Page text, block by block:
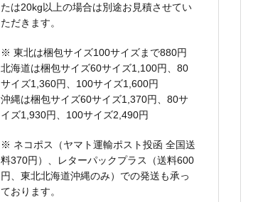
たは20kg以上の場合は別途お見積させてい
ただきます。
※ 東北は梱包サイズ100サイズまで880円
北海道は梱包サイズ60サイズ1,100円、80
サイズ1,360円、100サイズ1,600円
沖縄は梱包サイズ60サイズ1,370円、80サ
イズ1,930円、100サイズ2,490円
※ ネコポス（ヤマト運輸ポスト投函 全国送
料370円）、レターパックプラス（送料600
円、東北北海道沖縄のみ）での発送も承っ
ております。